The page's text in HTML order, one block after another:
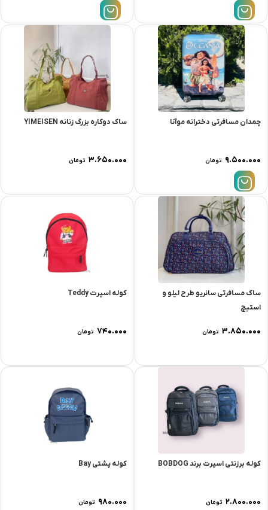
چمدان مسافرتی دخترانه موآنا
۹.۵۰۰.۰۰۰ تومان
ساک دوکاره بزرگ زنانه YIMEISEN
۳.۶۵۰.۰۰۰ تومان
ساک مسافرتی سانریو طرح لیلو و
استیچ
۳.۸۵۰.۰۰۰ تومان
کوله اسپرت Teddy
۷۴۰.۰۰۰ تومان
کوله برزنتی اسپرت برند BOBDOG
۲.۸۰۰.۰۰۰ تومان
کوله پشتی Bay
۹۸۰.۰۰۰ تومان